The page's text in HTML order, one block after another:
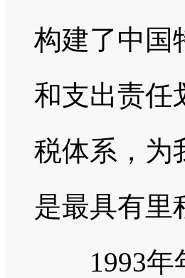
构建了中国
和支出责任
税体系，为
是最具有里
1993年年